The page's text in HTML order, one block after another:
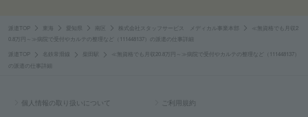
派遣TOP 東海 愛知県 南区 株式会社スタッフサービス メディカル事業本部
≪無資格でも月収2
0.8万円～≫病院で受付やカルテの整理など（111448137）の派遣の仕事詳細
派遣TOP 名鉄常滑線 柴田駅
≪無資格でも月収20.8万円～≫病院で受付やカルテの整理など（111448137）
の派遣の仕事詳細
個人情報の取り扱いについて ご利用規約